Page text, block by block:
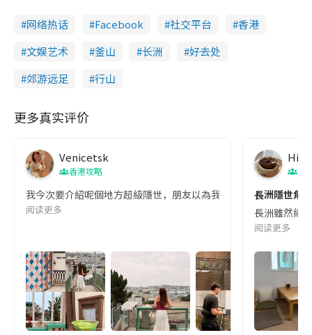
网络热话 Facebook 社交平台
香港
文娱艺术
釜山 长洲
好去处
郊游远足
行山
更多真实评价
Venicetsk
香港攻略
我今次要介紹呢個地方超級隱世，朋友以為我去咗釜山，又以為
阅读更多
長洲隱世角
長洲雖然細
阅读更多